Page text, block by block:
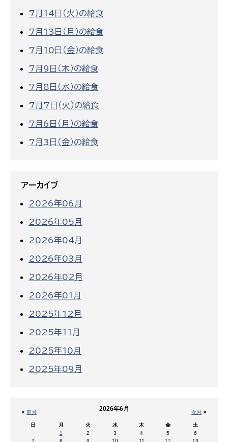
7月14日（火）の給食
7月13日（月）の給食
7月10日（金）の給食
7月9日（木）の給食
7月8日（水）の給食
7月7日（火）の給食
7月6日（月）の給食
7月3日（金）の給食
アーカイブ
2026年06月
2026年05月
2026年04月
2026年03月
2026年02月
2026年01月
2025年12月
2025年11月
2025年10月
2025年09月
« 前月 次月 »
2026年6月
日 月 火 水 木 金
土
1
2 3 4 5
6
7
8 9 10 11 12 13